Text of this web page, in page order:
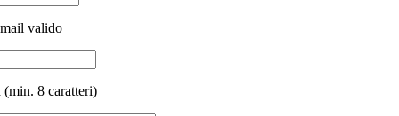
valido
(min. 8 caratteri)